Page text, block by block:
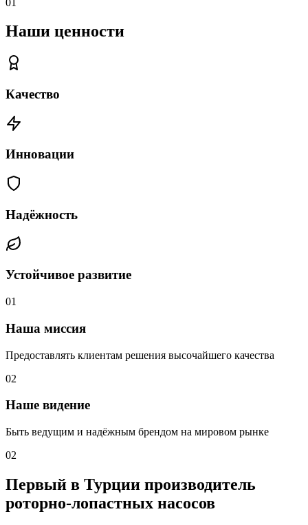
Наши ценности
Качество
Инновации
Надёжность
Устойчивое развитие
01
Наша миссия
Предоставлять клиентам решения высочайшего качества
02
Наше видение
Быть ведущим и надёжным брендом на мировом рынке
02
Первый в Турции производитель
роторно-лопастных насосов